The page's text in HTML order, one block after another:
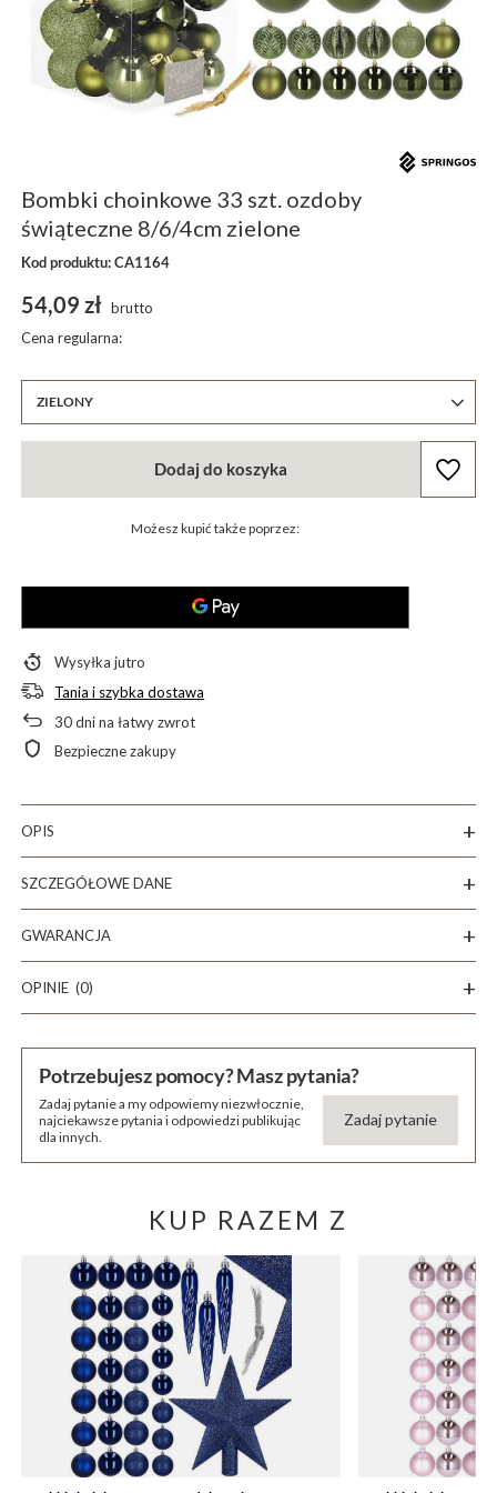
Bombki choinkowe 33 szt. ozdoby
świąteczne 8/6/4cm zielone
Kod produktu: CA1164
ZIELONY
54,09 zł brutto
Cena regularna:
Dodaj do koszyka
Możesz kupić także poprzez:
Wysyłkajutro
Tania i szybka dostawa
30dni na łatwy zwrot
Bezpieczne zakupy
OPIS
SZCZEGÓŁOWE DANE
GWARANCJA
OPINIE (0)
Potrzebujesz pomocy? Masz pytania?
Zadaj pytanie a my odpowiemy niezwłocznie,
najciekawsze pytania i odpowiedzi publikując
dla innych.
Zadaj pytanie
KUP RAZEM Z